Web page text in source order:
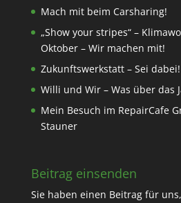
Mach mit beim Carsharing!
„Show your stripes“ –
Oktober – Wir machen mit!
Zukunftswerkstatt – Sei dabei!
Willi und Wir – Was über das
Mein Besuch im RepairCafe
Stauner
Beitrag einsenden
Sie haben einen Beitrag für